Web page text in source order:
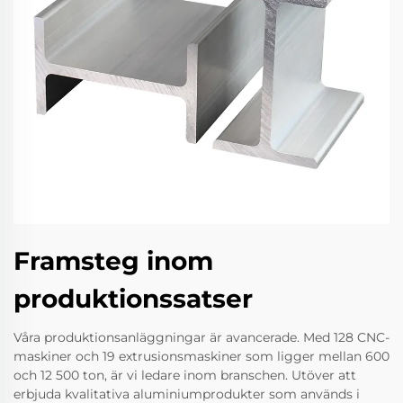
Framsteg inom
produktionssatser
Våra produktionsanläggningar är avancerade. Med 128 CNC-
maskiner och 19 extrusionsmaskiner som ligger mellan 600
och 12 500 ton, är vi ledare inom branschen. Utöver att
erbjuda kvalitativa aluminiumprodukter som används i